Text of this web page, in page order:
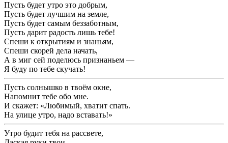
Пусть будет утро это добрым,
Пусть будет лучшим на земле,
Пусть будет самым беззаботным,
Пусть дарит радость лишь тебе!
Спеши к открытиям и знаньям,
Спеши скорей дела начать,
А в миг сей поделюсь признаньем —
Я буду по тебе скучать!
Пусть солнышко в твоём окне,
Напомнит тебе обо мне.
И скажет: «Любимый, хватит спать.
На улице утро, надо вставать!»
Утро будит тебя на рассвете,